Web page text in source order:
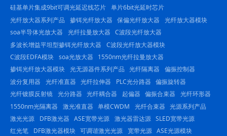
硅基单片集成9bit可调光延迟线芯片 单片6bit光延时芯片
光纤放大器系列产品
掺铒光纤放大器 保偏光纤放大器
光纤放大器模块
soa半导体光放大器
光纤拉曼放大器 C波段光纤放大器
多波长增益平坦型掺铒光纤放大器
C波段光纤放大器模块
C波段EDFA模块 soa光放大器
1550nm光纤拉曼放大器
掺铒光纤放大器模块 光无源器件系列产品 光纤隔离器
偏振控制器
波分复用器
光纤准直器 光纤拉伸器 PLC光分路器
偏振旋转器
光纤镀膜反射镜 光分路器 光纤耦合器 起偏器 偏振合束器
光纤环形器
1550nm光隔离器
激光准直器 单模CWDM 光纤合束器
光源系列产品
激光光源
DFB激光器 ASE宽带光源 激光器雷达源 SLED宽带光源
红光笔
DFB激光器模块 可调谐激光光源 宽带光源 ASE光源模块